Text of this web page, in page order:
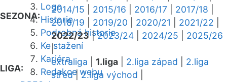
Logo
Historie
Podrobná historie
Ke stažení
Kariéra
Redakce webu
SEZONA:
2014/15
2015/16 2016/17 2017/18
2018/19
2019/20 2020/21 2021/22
2022/23|2023/24 2024/25
2025/26
|
LIGA:
extraliga 1.liga 2.liga západ
2.liga
střed|2.liga východ